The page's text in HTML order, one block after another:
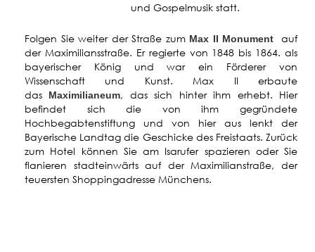
und Gospelmusik statt.
Folgen Sie weiter der Straße zum Max II Monument auf
der Maximiliansstraße. Er regierte von 1848 bis 1864. als
bayerischer König und war ein Förderer von
Wissenschaft und Kunst. Max II erbaute
das Maximilianeum, das sich hinter ihm erhebt. Hier
befindet sich die von ihm gegründete
Hochbegabtenstiftung und von hier aus lenkt der
Bayerische Landtag die Geschicke des Freistaats. Zurück
zum Hotel können Sie am Isarufer spazieren oder Sie
flanieren stadteinwärts auf der Maximilianstraße, der
teuersten Shoppingadresse Münchens.